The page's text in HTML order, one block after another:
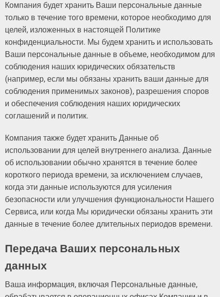
Компания будет хранить Ваши персональные данные
только в течение того времени, которое необходимо для
целей, изложенных в настоящей Политике
конфиденциальности. Мы будем хранить и использовать
Ваши персональные данные в объеме, необходимом для
соблюдения наших юридических обязательств
(например, если мы обязаны хранить ваши данные для
соблюдения применимых законов), разрешения споров
и обеспечения соблюдения наших юридических
соглашений и политик.
Компания также будет хранить Данные об
использовании для целей внутреннего анализа. Данные
об использовании обычно хранятся в течение более
короткого периода времени, за исключением случаев,
когда эти данные используются для усиления
безопасности или улучшения функциональности Нашего
Сервиса, или когда Мы юридически обязаны хранить эти
данные в течение более длительных периодов времени.
Передача Ваших персональных
данных
Ваша информация, включая Персональные данные,